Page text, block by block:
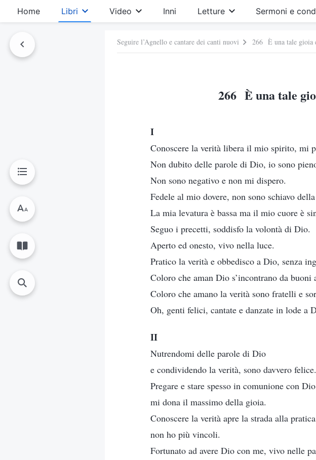
Home Libri Video Inni Letture Sermoni e
Seguire l’Agnello e cantare dei canti nuovi 266 È una tale gioia
266 È una tale
I
Conoscere la verità libera il mio spirito, mi
Non dubito delle parole di Dio, io sono
Non sono negativo e non mi dispero.
Fedele al mio dovere, non sono schiavo
La mia levatura è bassa ma il mio cuore è
Seguo i precetti, soddisfo la volontà di Dio.
Aperto ed onesto, vivo nella luce.
Pratico la verità e obbedisco a Dio, senza
Coloro che aman Dio s’incontrano da buoni
Coloro che amano la verità sono fratelli e
Oh, genti felici, cantate e danzate in lode a
II
Nutrendomi delle parole di Dio
e condividendo la verità, sono davvero felice.
Pregare e stare spesso in comunione con Dio
mi dona il massimo della gioia.
Conoscere la verità apre la strada alla
non ho più vincoli.
Fortunato ad avere Dio con me, vivo nelle